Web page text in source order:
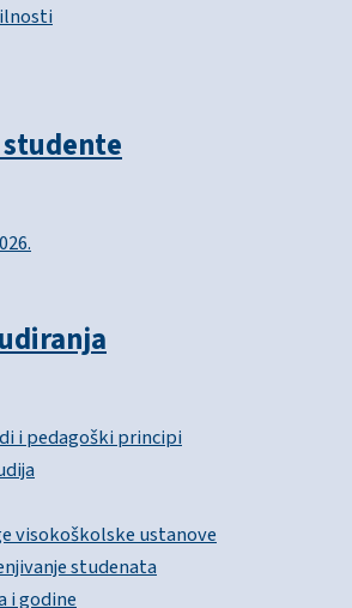
studente
i pedagoški principi
visokoškolske ustanove
studenata
i godine